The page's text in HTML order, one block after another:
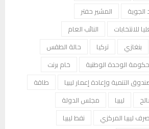
الجوية
المشير حفتر
للانتخابات
النائب العام
بنغازي تركيا
حالة الطقس
حكومة الوحدة الوطنية
خام برنت
التنمية وإعادة إعمار ليبيا
طاقة
ليبيا
مجلس الدولة
ليبيا المركزي
نفط ليبيا